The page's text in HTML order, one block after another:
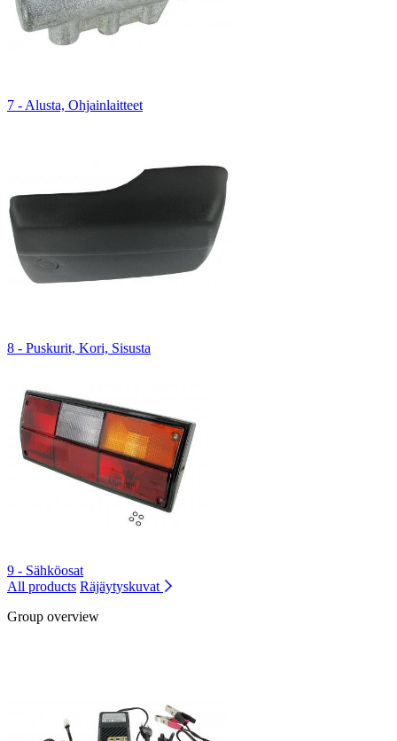
7 - Alusta, Ohjainlaitteet
8 - Puskurit, Kori, Sisusta
9 - Sähköosat
All products Räjäytyskuvat
Group overview